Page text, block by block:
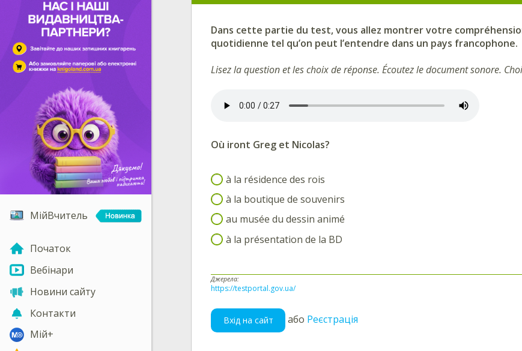
МійВчитель
Початок
Вебінари
Новини сайту
Контакти
Мій+
Dans cette partie du test, vous allez montrer votre
quotidienne tel qu’on peut l’entendre dans un pays francophone.
Lisez la question et les choix de réponse. Écoutez le document sonore.
Où iront Greg et Nicolas?
à la résidence des rois
à la boutique de souvenirs
au musée du dessin animé
à la présentation de la BD
Джерела:
https://testportal.gov.ua/
Вхід на сайт або Реєстрація